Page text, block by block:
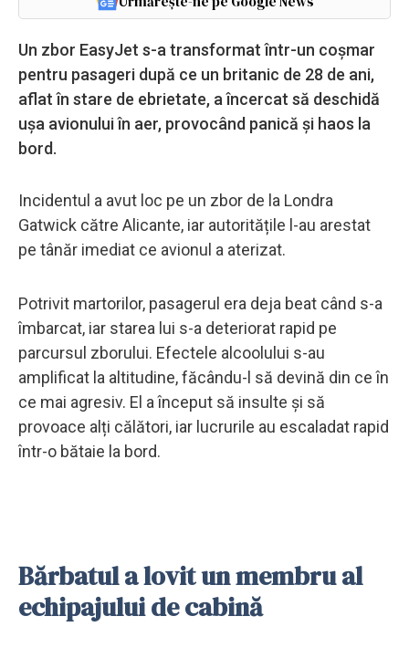
Un zbor EasyJet s-a transformat într-un coșmar
pentru pasageri după ce un britanic de 28 de ani,
aflat în stare de ebrietate, a încercat să deschidă
ușa avionului în aer, provocând panică și haos la
bord.
Incidentul a avut loc pe un zbor de la Londra
Gatwick către Alicante, iar autoritățile l-au arestat
pe tânăr imediat ce avionul a aterizat.
Potrivit martorilor, pasagerul era deja beat când s-a
îmbarcat, iar starea lui s-a deteriorat rapid pe
parcursul zborului. Efectele alcoolului s-au
amplificat la altitudine, făcându-l să devină din ce în
ce mai agresiv. El a început să insulte și să
provoace alți călători, iar lucrurile au escaladat rapid
într-o bătaie la bord.
Bărbatul a lovit un membru al
echipajului de cabină